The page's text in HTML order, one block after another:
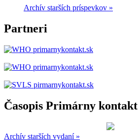
Archív starších príspevkov »
Partneri
Časopis Primárny kontakt
Archív starších vydaní »